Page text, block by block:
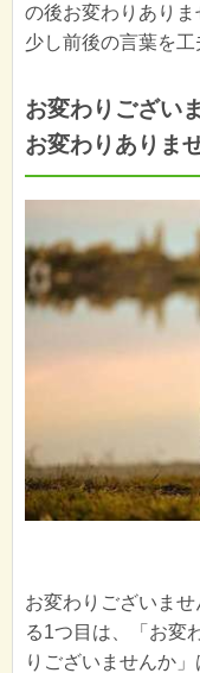
の後お変わりありま
少し前後の言葉を工
お変わりござい
お変わりありま
お変わりございま
る1つ目は、「お変
りございませんか